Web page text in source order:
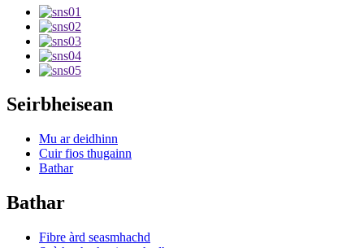
Seirbheisean
Mu ar deidhinn
Cuir fios thugainn
Bathar
Bathar
Fibre àrd seasmhachd